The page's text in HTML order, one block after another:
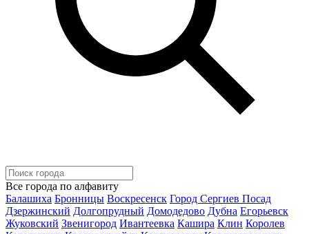
Все города по алфавиту
Балашиха Бронницы Воскресенск Город Сергиев Посад
Дзержинский Долгопрудный Домодедово Дубна Егорьевск
Жуковский Звенигород Ивантеевка Кашира Клин Королев